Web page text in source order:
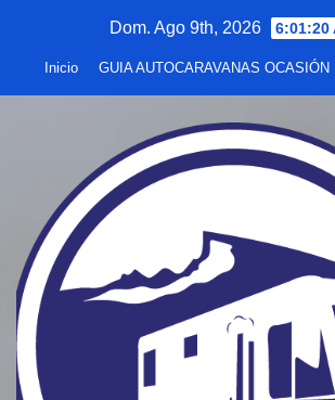
Dom. Ago 9th, 2026 6:01:21
Inicio GUIA AUTOCARAVANAS OCASIÓN